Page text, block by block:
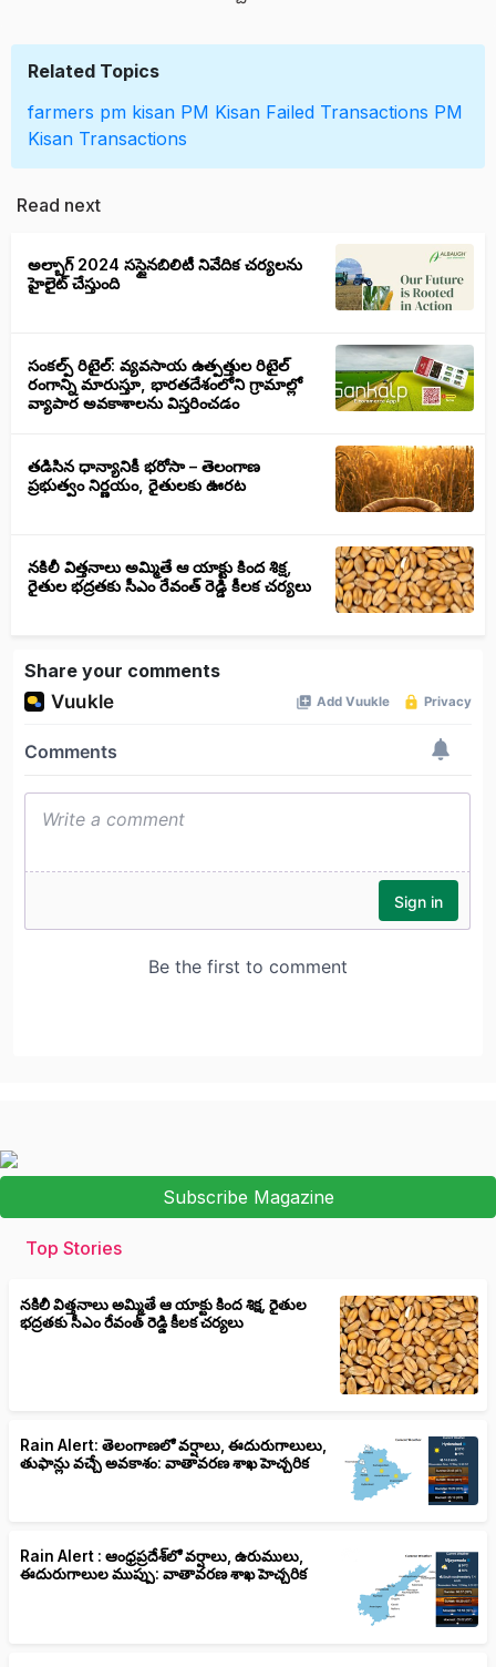
Related Topics
farmers pm kisan PM Kisan Failed Transactions PM
Kisan Transactions
Read next
అల్బాగ్ 2024 సస్టైనబిలిటీ నివేదిక చర్యలను
హైలైట్ చేస్తుంది
సంకల్ప్ రిటైల్: వ్యవసాయ ఉత్పత్తుల రిటైల్
రంగాన్ని మారుస్తూ, భారతదేశంలోని గ్రామాల్లో
వ్యాపార అవకాశాలను విస్తరించడం
తడిసిన ధాన్యానికీ భరోసా – తెలంగాణ
ప్రభుత్వం నిర్ణయం, రైతులకు ఊరట
నకిలీ విత్తనాలు అమ్మితే ఆ యాక్టు కింద శిక్ష,
రైతుల భద్రతకు సీఎం రేవంత్ రెడ్డి కీలక చర్యలు
Share your comments
Subscribe Magazine
Top Stories
నకిలీ విత్తనాలు అమ్మితే ఆ యాక్టు కింద శిక్ష, రైతుల
భద్రతకు సీఎం రేవంత్ రెడ్డి కీలక చర్యలు
Rain Alert: తెలంగాణలో వర్షాలు, ఈదురుగాలులు,
తుఫాన్లు వచ్చే అవకాశం: వాతావరణ శాఖ హెచ్చరిక
Rain Alert : ఆంధ్రప్రదేశ్‌లో వర్షాలు, ఉరుములు,
ఈదురుగాలుల ముప్పు: వాతావరణ శాఖ హెచ్చరిక